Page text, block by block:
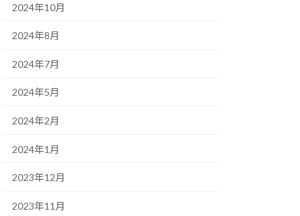
2024年10月
2024年8月
2024年7月
2024年5月
2024年2月
2024年1月
2023年12月
2023年11月